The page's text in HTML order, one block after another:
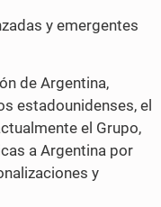
y emergentes
de Argentina,
estadounidenses, el
el Grupo,
a Argentina por
y